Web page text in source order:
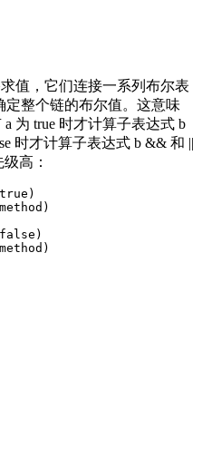
值，它们连接一系列布尔表
整个链的布尔值。这意味
为 true 时才计算子表达式 b
时才计算子表达式 b && 和 ||
高：